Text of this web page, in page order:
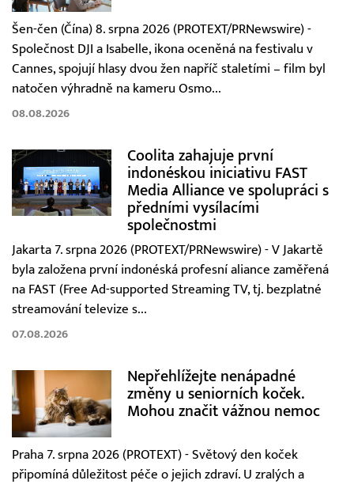
Šen-čen (Čína) 8. srpna 2026 (PROTEXT/PRNewswire) -
Společnost DJI a Isabelle, ikona oceněná na festivalu v
Cannes, spojují hlasy dvou žen napříč staletími – film byl
natočen výhradně na kameru Osmo...
08.08.2026
Coolita zahajuje první
indonéskou iniciativu FAST
Media Alliance ve spolupráci s
předními vysílacími
společnostmi
Jakarta 7. srpna 2026 (PROTEXT/PRNewswire) - V Jakartě
byla založena první indonéská profesní aliance zaměřená
na FAST (Free Ad-supported Streaming TV, tj. bezplatné
streamování televize s...
07.08.2026
Nepřehlížejte nenápadné
změny u seniorních koček.
Mohou značit vážnou nemoc
Praha 7. srpna 2026 (PROTEXT) - Světový den koček
připomíná důležitost péče o jejich zdraví. U zralých a